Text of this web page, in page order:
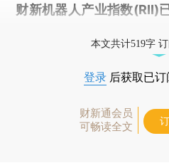
财新机器人产业指数(RII)
本文共计519字
登录 后获取已
财新通会员
可畅读全文